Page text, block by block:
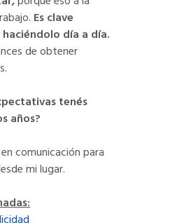
Es clave
día a día.
de obtener
tenés
años?
comunicación para
mi lugar.